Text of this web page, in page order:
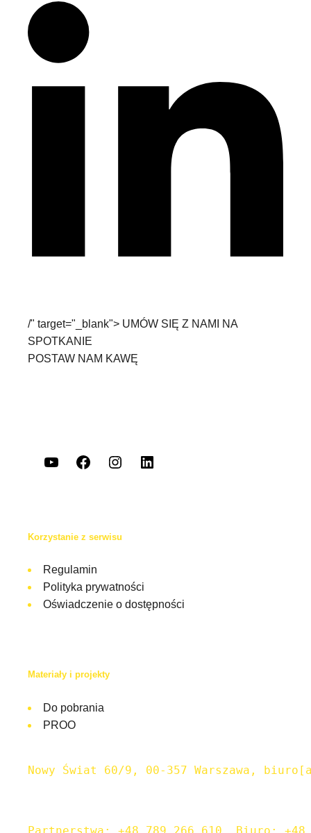
/" target="_blank"> UMÓW SIĘ Z NAMI NA
SPOTKANIE
POSTAW NAM KAWĘ
Korzystanie z serwisu
Regulamin
Polityka prywatności
Oświadczenie o dostępności
Materiały i projekty
Do pobrania
PROO
Nowy Świat 60/9, 00-357 Warszawa,
Partnerstwa: +48 789 266 610, Biuro: +48